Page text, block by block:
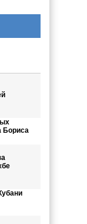
Бориса